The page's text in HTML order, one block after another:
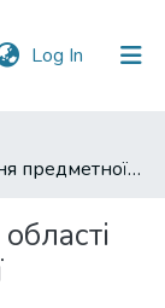
Log In (current)
Формування предметної області рекреаційно-туристичної діяльності